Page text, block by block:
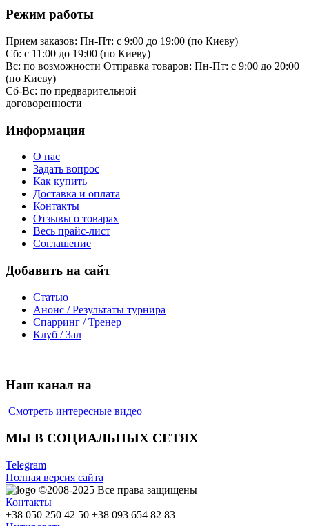
Режим работы
Прием заказов: Пн-Пт: с 9:00 до 19:00 (по Киеву)
Cб: с 11:00 до 19:00 (по Киеву)
Вс: по возможности Отправка товаров: Пн-Пт: с 9:00 до 20:00
(по Киеву)
Cб-Вс: по предварительной
договоренности
Информация
О нас
Задать вопрос
Как купить
Доставка и оплата
Контакты
Отзывы о товарах
Весь прайс-лист
Соглашение
Добавить на сайт
Статью
Анонс / Результаты турнира
Спарринг / Тренер
Клуб / Зал
Наш канал на
Смотреть интересные видео
МЫ В СОЦИАЛЬНЫХ СЕТЯХ
Telegram
Полная версия сайта
©2008-2025 Все права защищены
Контакты
+38 050 250 42 50 +38 093 654 82 83